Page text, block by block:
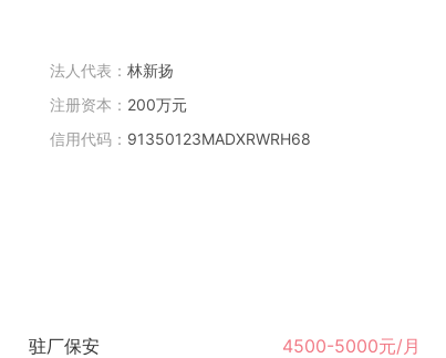
法人代表：林新扬
注册资本： 200万元
信用代码： 91350123MADXRWRH68
驻厂保安
4500-5000元/月